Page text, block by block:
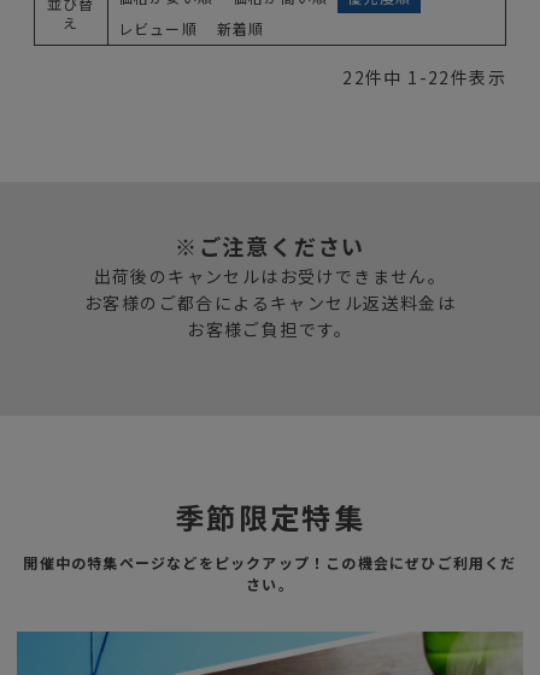
え
レビュー順
新着順
22件中 1 -22件表示
※ご注意ください
出荷後のキャンセルはお受けできません。
お客様のご都合によるキャンセル返送料金は
お客様ご負担です。
季節限定特集
開催中の特集ページなどをピックアップ！この機会にぜひご利用くだ
さい。